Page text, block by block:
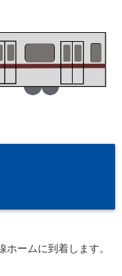
ホームに到着します。